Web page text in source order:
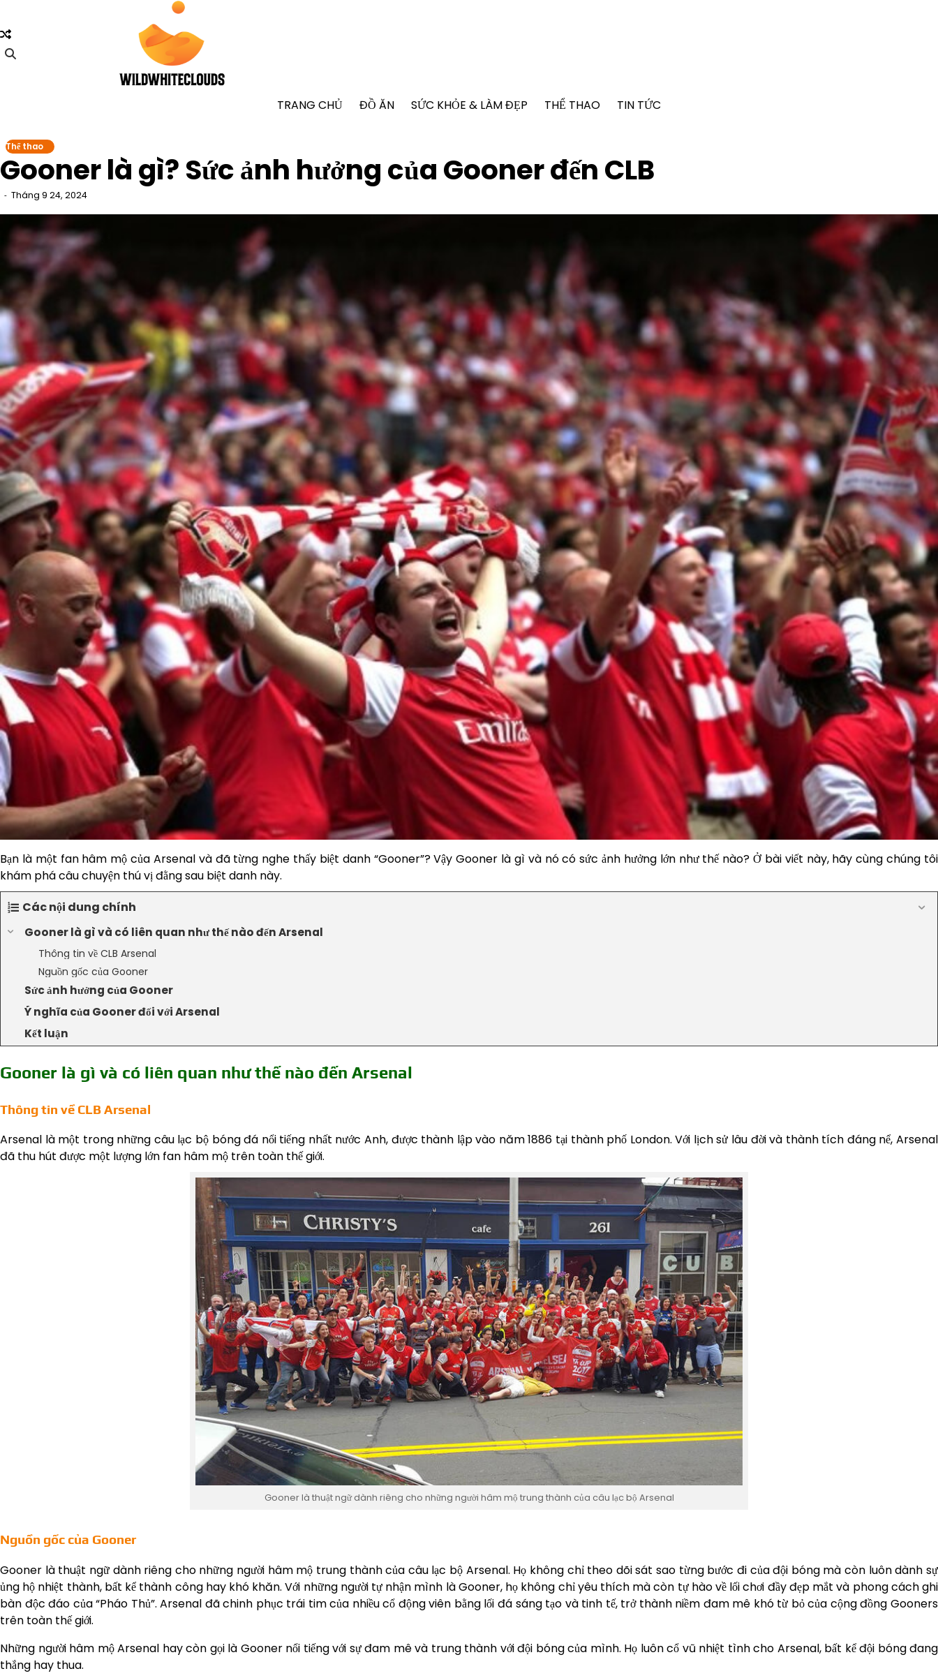
content
TRANG CHỦ ĐỒ ĂN SỨC KHỎE & LÀM ĐẸP THỂ THAO TIN TỨC
Thể thao
Gooner là gì? Sức ảnh hưởng của Gooner đến CLB
Tháng 9 24, 2024
Bạn là một fan hâm mộ của Arsenal và đã từng nghe thấy biệt danh “Gooner”? Vậy Gooner là gì và nó có sức ảnh hưởng lớn như thế nào? Ở bài viết này, hãy cùng chúng tôi
khám phá câu chuyện thú vị đằng sau biệt danh này.
Các nội dung chính
Gooner là gì và có liên quan như thế nào đến Arsenal
Thông tin về CLB Arsenal
Nguồn gốc của Gooner
Sức ảnh hưởng của Gooner
Ý nghĩa của Gooner đối với Arsenal
Kết luận
Gooner là gì và có liên quan như thế nào đến Arsenal
Thông tin về CLB Arsenal
Arsenal là một trong những câu lạc bộ bóng đá nổi tiếng nhất nước Anh, được thành lập vào năm 1886 tại thành phố London. Với lịch sử lâu đời và thành tích đáng nể, Arsenal
đã thu hút được một lượng lớn fan hâm mộ trên toàn thế giới.
Gooner là thuật ngữ dành riêng cho những người hâm mộ trung thành của câu lạc bộ Arsenal
Nguồn gốc của Gooner
Gooner là thuật ngữ dành riêng cho những người hâm mộ trung thành của câu lạc bộ Arsenal. Họ không chỉ theo dõi sát sao từng bước đi của đội bóng mà còn luôn dành sự
ủng hộ nhiệt thành, bất kể thành công hay khó khăn. Với những người tự nhận mình là Gooner, họ không chỉ yêu thích mà còn tự hào về lối chơi đầy đẹp mắt và phong cách ghi
bàn độc đáo của “Pháo Thủ”. Arsenal đã chinh phục trái tim của nhiều cổ động viên bằng lối đá sáng tạo và tinh tế, trở thành niềm đam mê khó từ bỏ của cộng đồng Gooners
trên toàn thế giới.
Những người hâm mộ Arsenal hay còn gọi là Gooner nổi tiếng với sự đam mê và trung thành với đội bóng của mình. Họ luôn cổ vũ nhiệt tình cho Arsenal, bất kể đội bóng đang
thắng hay thua.